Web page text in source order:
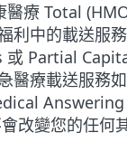
療 Total
利中的載送服
或 Partial
醫療載送服務
Answering
改變您的任何